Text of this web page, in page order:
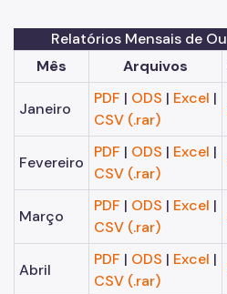
Programa de Acreditação,
Rede de Ouvidorias SUS
Marco Legal, Contexto de
Estruturantes
Processo de Acreditação
Edital de Seleção Simplificada
Consultivo
Rede INFO
Relatórios Mensais de
Mês
Arquivos
Janeiro
PDF | ODS | Excel |
CSV (.rar)
Fevereiro
PDF | ODS | Excel |
CSV (.rar)
Março
PDF | ODS | Excel |
CSV (.rar)
Abril
PDF | ODS | Excel |
CSV (.rar)